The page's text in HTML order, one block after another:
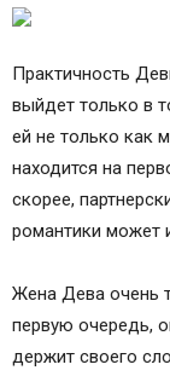
Практичность
выйдет только в
ей не только как
находится на
скорее,
романтики может
Жена Дева очень
первую очередь,
держит своего